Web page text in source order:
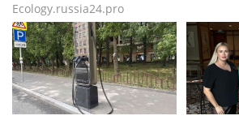
Ecology.russia24.pro